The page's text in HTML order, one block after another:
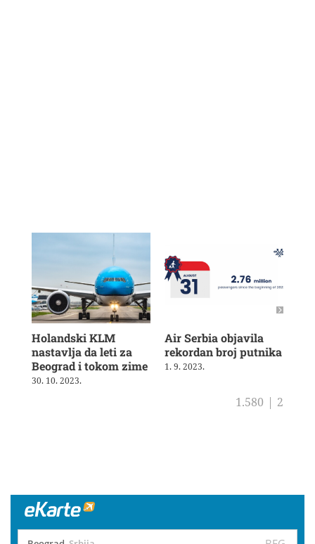
Holandski KLM
nastavlja da leti za
Beograd i tokom zime
30. 10. 2023.
Air Serbia objavila
rekordan broj putnika
1. 9. 2023.
1.580 | 2